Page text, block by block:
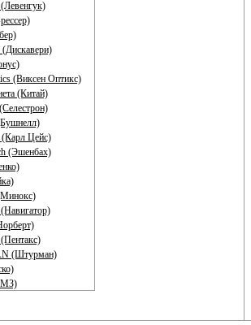
(Виксен Оптикс)
(Китай)
(Карл Цейс)
(Эшенбах)
(Штурман)